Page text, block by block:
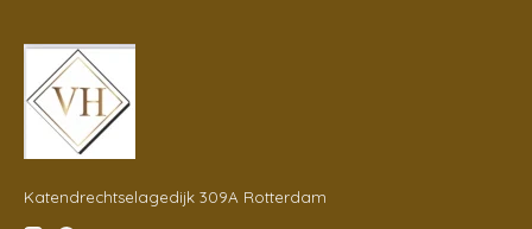
Katendrechtselagedijk 309A Rotterdam